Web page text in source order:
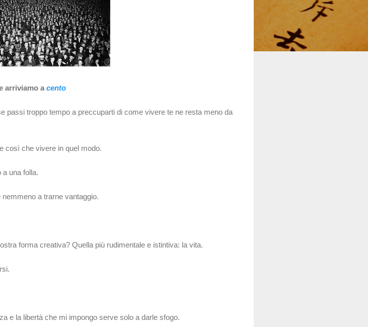
arriviamo a cento
passi troppo tempo a preccuparti di come vivere te ne resta meno da
così che vivere in quel modo.
una folla.
a trarne vantaggio.
forma creativa? Quella più rudimentale e istintiva: la vita.
e la libertà che mi impongo serve solo a darle sfogo.